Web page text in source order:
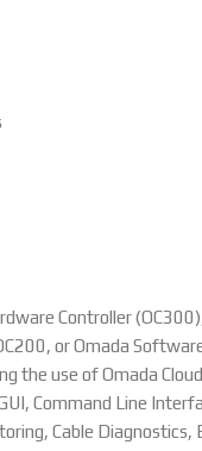
Controller
or Omada
the use of Omada
Command Line
Cable Diagnostics,